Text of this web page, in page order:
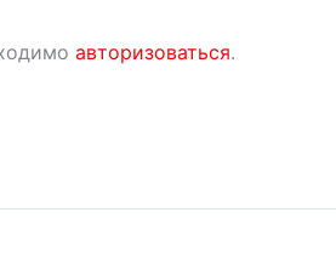
авторизоваться.